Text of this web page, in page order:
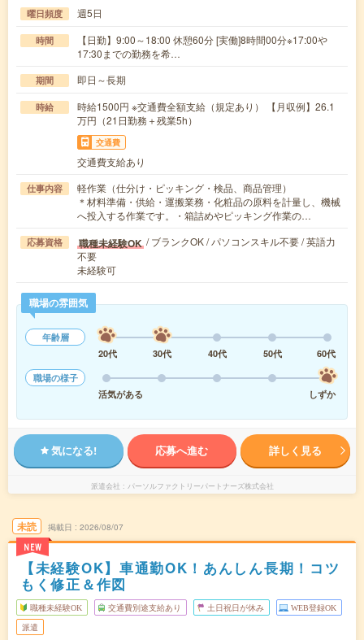
曜日頻度 週5日
時間
【日勤】9:00～18:00 休憩60分 [実働]8時間00分※17:00や
17:30までの勤務を希…
期間 即日～長期
時給
時給1500円 ※交通費全額支給（規定あり） 【月収例】26.1
万円（21日勤務＋残業5h）
交通費
交通費支給あり
仕事内容
軽作業（仕分け・ピッキング・検品、商品管理）
＊材料準備・供給・運搬業務・化粧品の原料を計量し、機械
へ投入する作業です。・箱詰めやピッキング作業の…
応募資格 職種未経験OK / ブランクOK / パソコンスキル不要 / 英語力
不要
未経験可
職場の雰囲気
年齢層
20代
30代 40代 50代
60代
職場の様子
活気がある
しずか
気になる! 応募へ進む 詳しく見る
派遣会社 パーソルファクトリーパートナーズ株式会社
未読
NEW
掲載日 2026/08/07
【未経験OK】車通勤OK！あんしん長期！コツ
もく修正＆作図
職種未経験OK 交通費別途支給あり 土日祝日が休み WEB登録OK
派遣